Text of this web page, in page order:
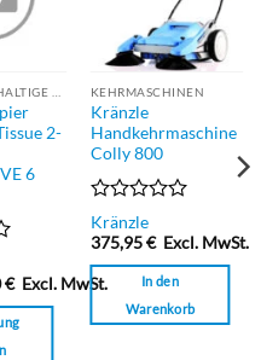
2-
6
€ Excl. MwSt.
KEHRMASCHINEN
Kränzle
Handkehrmaschine
Colly 800
Bewertet
mit
0
von
5
Kränzle
375,95€ Excl. MwSt.
In den
Warenkorb